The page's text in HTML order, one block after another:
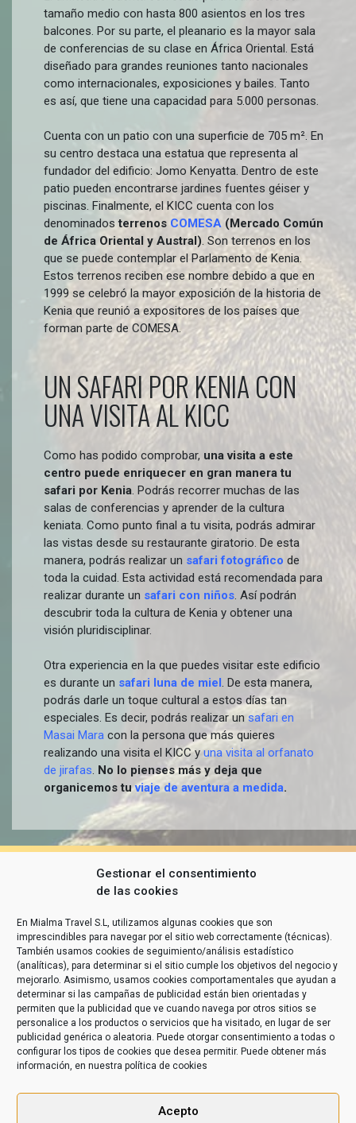
Gestionar el consentimiento
de las cookies
En Mialma Travel S.L, utilizamos algunas cookies que son
imprescindibles para navegar por el sitio web correctamente (técnicas).
También usamos cookies de seguimiento/análisis estadístico
(analíticas), para determinar si el sitio cumple los objetivos del negocio y
mejorarlo. Asimismo, usamos cookies comportamentales que ayudan a
determinar si las campañas de publicidad están bien orientadas y
permiten que la publicidad que ve cuando navega por otros sitios se
personalice a los productos o servicios que ha visitado, en lugar de ser
publicidad genérica o aleatoria. Puede otorgar consentimiento a todas o
configurar los tipos de cookies que desea permitir. Puede obtener más
información, en nuestra política de cookies
Acepto
tamaño medio con hasta 800 asientos en los tres
balcones. Por su parte, el pleanario es la mayor sala
de conferencias de su clase en África Oriental. Está
diseñado para grandes reuniones tanto nacionales
como internacionales, exposiciones y bailes. Tanto
es así, que tiene una capacidad para 5.000 personas.
Cuenta con un patio con una superficie de 705 m². En
su centro destaca una estatua que representa al
fundador del edificio: Jomo Kenyatta. Dentro de este
patio pueden encontrarse jardines fuentes géiser y
piscinas. Finalmente, el KICC cuenta con los
denominadosterrenos COMESA (Mercado Común
de África Oriental y Austral). Son terrenos en los
que se puede contemplar el Parlamento de Kenia.
Estos terrenos reciben ese nombre debido a que en
1999 se celebró la mayor exposición de la historia de
Kenia que reunió a expositores de los países que
forman parte de COMESA.
UN SAFARI POR KENIA CON
UNA VISITA AL KICC
Como has podido comprobar, una visita a este
centro puede enriquecer en gran manera tu
safari por Kenia. Podrás recorrer muchas de las
salas de conferencias y aprender de la cultura
keniata. Como punto final a tu visita, podrás admirar
las vistas desde su restaurante giratorio. De esta
manera, podrás realizar un safari fotográfico de
toda la cuidad. Esta actividad está recomendada para
realizar durante un safari con niños. Así podrán
descubrir toda la cultura de Kenia y obtener una
visión pluridisciplinar.
Otra experiencia en la que puedes visitar este edificio
es durante un safari luna de miel. De esta manera,
podrás darle un toque cultural a estos días tan
especiales. Es decir, podrás realizar un safari en
Masai Mara con la persona que más quieres
realizando una visita el KICC yuna visita al orfanato
de jirafas. No lo pienses más y deja que
organicemos tuviaje de aventura a medida.